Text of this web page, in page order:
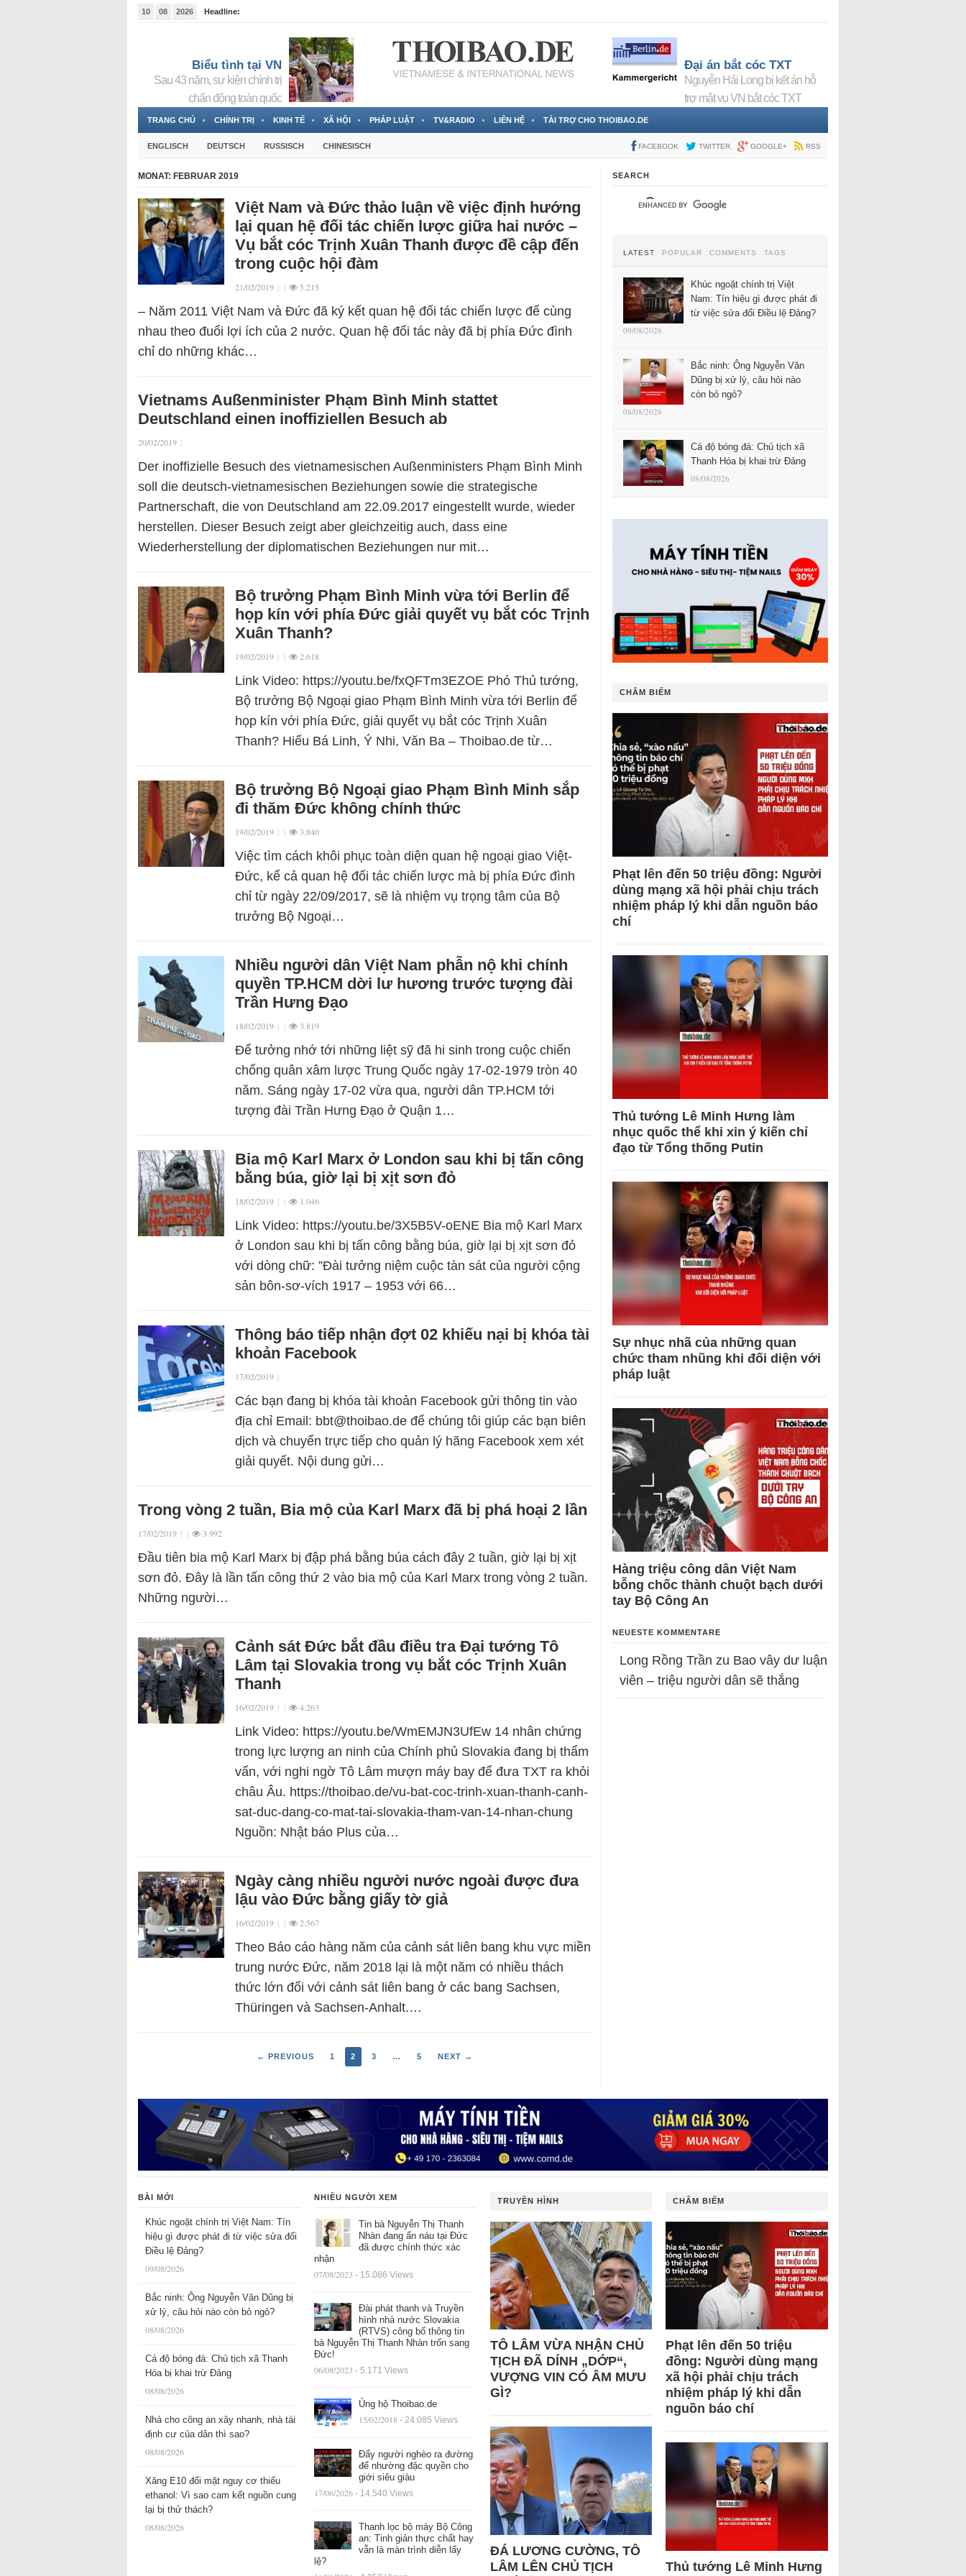
10 08 2026
Headline:
Biểu tình tại VN
Sau 43 năm, sự kiện chính trị
chấn động toàn quốc
Đại án bắt cóc TXT
Nguyễn Hải Long bị kết án hỗ
trợ mật vụ VN bắt cóc TXT
TRANG CHỦ CHÍNH TRỊ KINH TẾ XÃ HỘI PHÁP LUẬT TV&RADIO LIÊN HỆ TÀI TRỢ CHO THOIBAO.DE
ENGLISCH DEUTSCH RUSSISCH CHINESISCH FACEBOOK TWITTER GOOGLE+ RSS
MONAT: FEBRUAR 2019
Việt Nam và Đức thảo luận về việc định hướng
lại quan hệ đối tác chiến lược giữa hai nước –
Vụ bắt cóc Trịnh Xuân Thanh được đề cập đến
trong cuộc hội đàm
21/02/2019 | | 5.215
– Năm 2011 Việt Nam và Đức đã ký kết quan hệ đối tác chiến lược để cùng
nhau theo đuổi lợi ích của 2 nước. Quan hệ đối tác này đã bị phía Đức đình
chỉ do những khác…
Vietnams Außenminister Phạm Bình Minh stattet
Deutschland einen inoffiziellen Besuch ab
20/02/2019 |
Der inoffizielle Besuch des vietnamesischen Außenministers Phạm Bình Minh
soll die deutsch-vietnamesischen Beziehungen sowie die strategische
Partnerschaft, die von Deutschland am 22.09.2017 eingestellt wurde, wieder
herstellen. Dieser Besuch zeigt aber gleichzeitig auch, dass eine
Wiederherstellung der diplomatischen Beziehungen nur mit…
Bộ trưởng Phạm Bình Minh vừa tới Berlin để
họp kín với phía Đức giải quyết vụ bắt cóc Trịnh
Xuân Thanh?
19/02/2019 | | 2.618
Link Video: https://youtu.be/fxQFTm3EZOE Phó Thủ tướng,
Bộ trưởng Bộ Ngoại giao Phạm Bình Minh vừa tới Berlin để
họp kín với phía Đức, giải quyết vụ bắt cóc Trịnh Xuân
Thanh? Hiếu Bá Linh, Ý Nhi, Văn Ba – Thoibao.de từ…
Bộ trưởng Bộ Ngoại giao Phạm Bình Minh sắp
đi thăm Đức không chính thức
19/02/2019 | | 3.840
Việc tìm cách khôi phục toàn diện quan hệ ngoại giao Việt-
Đức, kể cả quan hệ đối tác chiến lược mà bị phía Đức đình
chỉ từ ngày 22/09/2017, sẽ là nhiệm vụ trọng tâm của Bộ
trưởng Bộ Ngoại…
Nhiều người dân Việt Nam phẫn nộ khi chính
quyền TP.HCM dời lư hương trước tượng đài
Trần Hưng Đạo
18/02/2019 | | 3.819
Để tưởng nhớ tới những liệt sỹ đã hi sinh trong cuộc chiến
chống quân xâm lược Trung Quốc ngày 17-02-1979 tròn 40
năm. Sáng ngày 17-02 vừa qua, người dân TP.HCM tới
tượng đài Trần Hưng Đạo ở Quận 1…
Bia mộ Karl Marx ở London sau khi bị tấn công
bằng búa, giờ lại bị xịt sơn đỏ
18/02/2019 | | 1.046
Link Video: https://youtu.be/3X5B5V-oENE Bia mộ Karl Marx
ở London sau khi bị tấn công bằng búa, giờ lại bị xịt sơn đỏ
với dòng chữ: ”Đài tưởng niệm cuộc tàn sát của người cộng
sản bôn-sơ-vích 1917 – 1953 với 66…
Thông báo tiếp nhận đợt 02 khiếu nại bị khóa tài
khoản Facebook
17/02/2019 |
Các bạn đang bị khóa tài khoản Facebook gửi thông tin vào
địa chỉ Email: bbt@thoibao.de để chúng tôi giúp các bạn biên
dịch và chuyển trực tiếp cho quản lý hãng Facebook xem xét
giải quyết. Nội dung gửi…
Trong vòng 2 tuần, Bia mộ của Karl Marx đã bị phá hoại 2 lần
17/02/2019 | | 3.992
Đầu tiên bia mộ Karl Marx bị đập phá bằng búa cách đây 2 tuần, giờ lại bị xịt
sơn đỏ. Đây là lần tấn công thứ 2 vào bia mộ của Karl Marx trong vòng 2 tuần.
Những người…
Cảnh sát Đức bắt đầu điều tra Đại tướng Tô
Lâm tại Slovakia trong vụ bắt cóc Trịnh Xuân
Thanh
16/02/2019 | | 4.263
Link Video: https://youtu.be/WmEMJN3UfEw 14 nhân chứng
trong lực lượng an ninh của Chính phủ Slovakia đang bị thẩm
vấn, với nghi ngờ Tô Lâm mượn máy bay để đưa TXT ra khỏi
châu Âu. https://thoibao.de/vu-bat-coc-trinh-xuan-thanh-canh-
sat-duc-dang-co-mat-tai-slovakia-tham-van-14-nhan-chung
Nguồn: Nhật báo Plus của…
Ngày càng nhiều người nước ngoài được đưa
lậu vào Đức bằng giấy tờ giả
16/02/2019 | | 2.567
Theo Báo cáo hàng năm của cảnh sát liên bang khu vực miền
trung nước Đức, năm 2018 lại là một năm có nhiều thách
thức lớn đối với cảnh sát liên bang ở các bang Sachsen,
Thüringen và Sachsen-Anhalt.…
← PREVIOUS 1 2 3 … 5 NEXT →
SEARCH
LATEST POPULAR COMMENTS TAGS
Khúc ngoặt chính trị Việt
Nam: Tín hiệu gì được phát đi
từ việc sửa đổi Điều lệ Đảng?
09/08/2026
Bắc ninh: Ông Nguyễn Văn
Dũng bị xử lý, câu hỏi nào
còn bỏ ngỏ?
08/08/2026
Cá độ bóng đá: Chủ tịch xã
Thanh Hóa bị khai trừ Đảng
08/08/2026
CHÂM BIẾM
Phạt lên đến 50 triệu đồng: Người
dùng mạng xã hội phải chịu trách
nhiệm pháp lý khi dẫn nguồn báo
chí
Thủ tướng Lê Minh Hưng làm
nhục quốc thể khi xin ý kiến chỉ
đạo từ Tổng thống Putin
Sự nhục nhã của những quan
chức tham nhũng khi đối diện với
pháp luật
Hàng triệu công dân Việt Nam
bỗng chốc thành chuột bạch dưới
tay Bộ Công An
NEUESTE KOMMENTARE
Long Rồng Trần zu Bao vây dư luận
viên – triệu người dân sẽ thắng
BÀI MỚI
Khúc ngoặt chính trị Việt Nam: Tín
hiệu gì được phát đi từ việc sửa đổi
Điều lệ Đảng?
09/08/2026
Bắc ninh: Ông Nguyễn Văn Dũng bị
xử lý, câu hỏi nào còn bỏ ngỏ?
08/08/2026
Cá độ bóng đá: Chủ tịch xã Thanh
Hóa bị khai trừ Đảng
08/08/2026
Nhà cho công an xây nhanh, nhà tái
định cư của dân thì sao?
08/08/2026
Xăng E10 đối mặt nguy cơ thiếu
ethanol: Vì sao cam kết nguồn cung
lại bị thử thách?
08/08/2026
NHIỀU NGƯỜI XEM
Tin bà Nguyễn Thị Thanh
Nhàn đang ẩn náu tại Đức
đã được chính thức xác
nhận
07/08/2023 - 15.086 Views
Đài phát thanh và Truyền
hình nhà nước Slovakia
(RTVS) công bố thông tin
bà Nguyễn Thị Thanh Nhàn trốn sang
Đức!
06/08/2023 - 5.171 Views
Ủng hộ Thoibao.de
15/02/2018 - 24.085 Views
Đẩy người nghèo ra đường
để nhường đặc quyền cho
giới siêu giàu
17/06/2026 - 14.540 Views
Thanh lọc bộ máy Bộ Công
an: Tinh giản thực chất hay
vẫn là màn trình diễn lấy
lệ?
TRUYỀN HÌNH
TÔ LÂM VỪA NHẬN CHỦ
TỊCH ĐÃ DÍNH „DỚP“,
VƯỢNG VIN CÓ ÂM MƯU
GÌ?
ĐÁ LƯƠNG CƯỜNG, TÔ
LÂM LÊN CHỦ TỊCH
CHÂM BIẾM
Phạt lên đến 50 triệu
đồng: Người dùng mạng
xã hội phải chịu trách
nhiệm pháp lý khi dẫn
nguồn báo chí
Thủ tướng Lê Minh Hưng